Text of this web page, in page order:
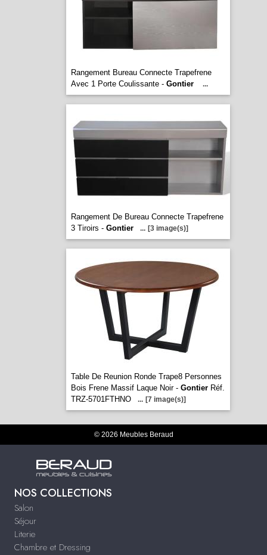
Rangement Bureau Connecte Trapefrene
Avec 1 Porte Coulissante - Gontier ...
Rangement De Bureau Connecte Trapefrene
3 Tiroirs - Gontier ... [3 image(s)]
Table De Reunion Ronde Trape8 Personnes
Bois Frene Massif Laque Noir - GontierRéf.
TRZ-5701FTHNO
... [7 image(s)]
© 2026 Meubles Beraud
NOS COLLECTIONS
Salon
Séjour
Literie
Chambre et Dressing